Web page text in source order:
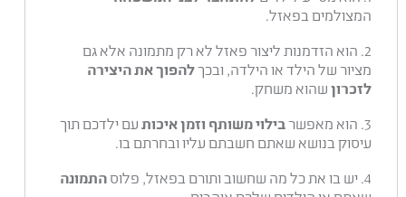
המצולמים בפאזל.
2. הוא הזדמנות ליצור פאזל לא רק מתמונה אלא גם
מציור של הילד או הילדה, ובכךלהפוך את היצירה
לזכרוןשהוא משחק.
3. הוא מאפשר
בילוי משותף וזמן איכותעם ילדכם תוך
עיסוק בנושא שאתם חשבתם עליו ובחרתם בו.
4. יש בו את כל מה שחשוב ותורם בפאזל, פלוס
התמונה